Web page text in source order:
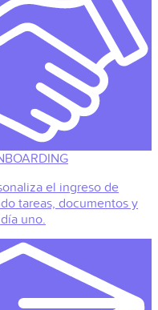
el ingreso de
tareas, documentos y
uno.